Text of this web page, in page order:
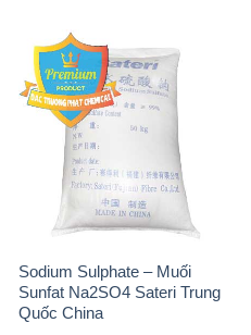
Sodium Sulphate – Muối
Sunfat Na2SO4 Sateri Trung
Quốc China